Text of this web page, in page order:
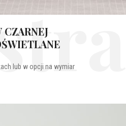
lub w opcji na wymiar